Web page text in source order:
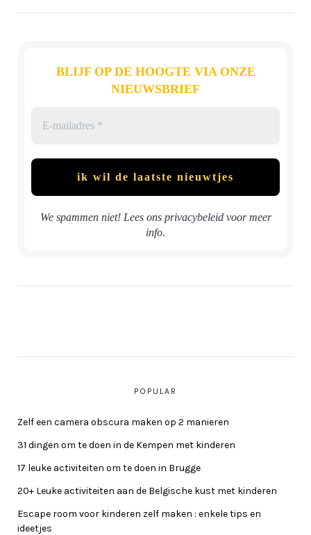
BLIJF OP DE HOOGTE VIA ONZE
NIEUWSBRIEF
We spammen niet! Lees ons privacybeleidvoor meer
info.
POPULAR
Zelf een camera obscura maken op 2 manieren
31 dingen om te doen in de Kempen met kinderen
17 leuke activiteiten om te doen in Brugge
20+ Leuke activiteiten aan de Belgische kust met kinderen
Escape room voor kinderen zelf maken : enkele tips en
ideetjes